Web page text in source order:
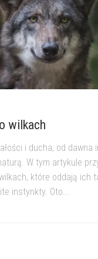
wilkach
i ducha, od dawna
W tym artykule
które oddają ich
instynkty. Oto...